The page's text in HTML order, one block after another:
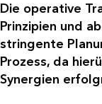
Die operative
Prinzipien und
stringente
Prozess, da
Synergien